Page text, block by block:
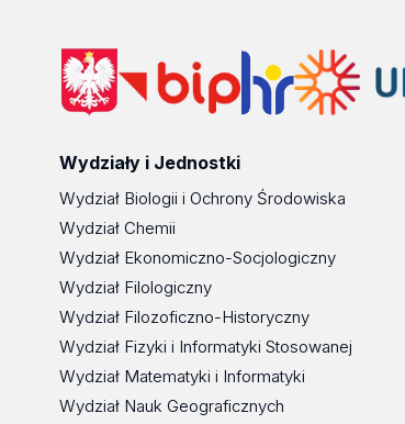
Wydziały i Jednostki
Wydział Biologii i Ochrony Środowiska
Wydział Chemii
Wydział Ekonomiczno-Socjologiczny
Wydział Filologiczny
Wydział Filozoficzno-Historyczny
Wydział Fizyki i Informatyki Stosowanej
Wydział Matematyki i Informatyki
Wydział Nauk Geograficznych